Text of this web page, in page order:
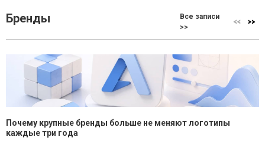
Бренды
Все записи
>>
Почему крупные бренды больше не меняют логотипы
каждые три года